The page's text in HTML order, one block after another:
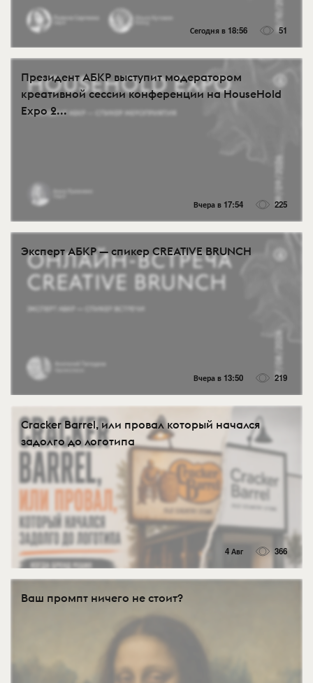
Сегодня в 18:56 51
Президент АБКР выступит модератором
креативной сессии конференции на HouseHold
Expo 2...
Вчера в 17:54 225
Эксперт АБКР — спикер CREATIVE BRUNCH
Вчера в 13:50 219
Cracker Barrel, или провал который начался
задолго до логотипа
4 Авг 366
Ваш промпт ничего не стоит?